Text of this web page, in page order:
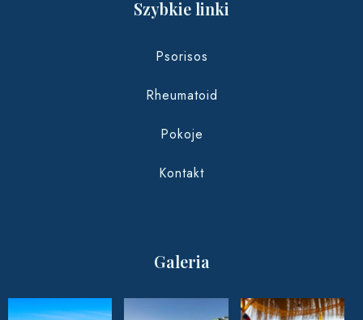
Szybkie linki
Psorisos
Rheumatoid
Pokoje
Kontakt
Galeria